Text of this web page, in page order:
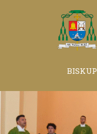
BISKUP